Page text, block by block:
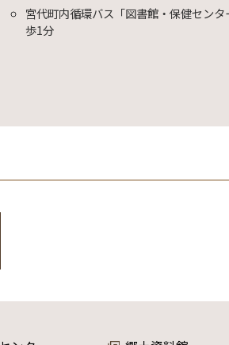
宮代町内循環バス「図書館・保健セン
歩1分